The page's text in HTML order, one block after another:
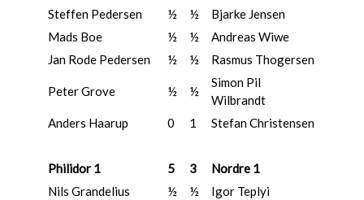
Steffen Pedersen
½ ½
Bjarke Jensen
Mads Boe
½ ½
Andreas Wiwe
Jan Rode Pedersen
½ ½ Rasmus Thogersen
Peter Grove ½ ½
Simon Pil
Wilbrandt
Anders Haarup
0 1 Stefan Christensen
Philidor 1 5 3
Nordre 1
Nils Grandelius
½ ½
Igor Teplyi